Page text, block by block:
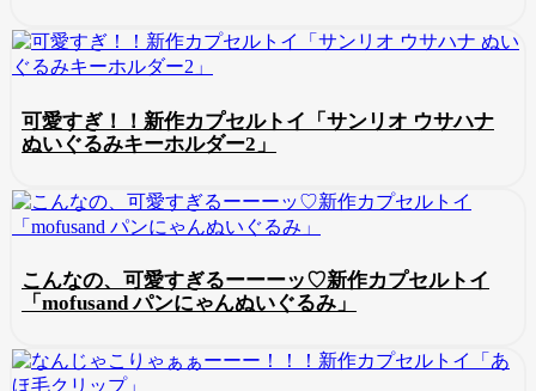
可愛すぎ！！新作カプセルトイ「サンリオ ウサハナ
ぬいぐるみキーホルダー2」
こんなの、可愛すぎるーーーッ♡新作カプセルトイ
「mofusand パンにゃんぬいぐるみ」